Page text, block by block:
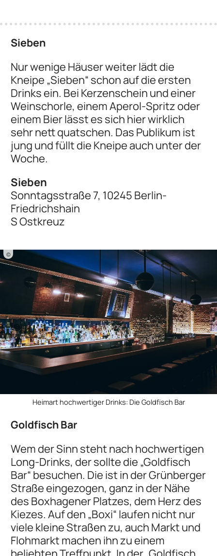
Sieben
Nur wenige Häuser weiter lädt die
Kneipe „Sieben“ schon auf die ersten
Drinks ein. Bei Kerzenschein und einer
Weinschorle, einem Aperol-Spritz oder
einem Bier lässt es sich hier wirklich
sehr nett quatschen. Das Publikum ist
jung und füllt die Kneipe auch unter der
Woche.
Sieben
Sonntagsstraße 7, 10245 Berlin-
Friedrichshain
S Ostkreuz
©
Heimart hochwertiger Drinks: Die Goldfisch Bar
Goldfisch Bar
Wem der Sinn steht nach hochwertigen
Long-Drinks, der sollte die „Goldfisch
Bar“ besuchen. Die ist in der Grünberger
Straße eingezogen, ganz in der Nähe
des Boxhagener Platzes, dem Herz des
Kiezes. Auf den „Boxi“ laufen nicht nur
viele kleine Straßen zu, auch Markt und
Flohmarkt machen ihn zu einem